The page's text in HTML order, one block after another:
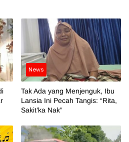
News
Tak Ada yang Menjenguk, Ibu
Lansia Ini Pecah Tangis: “Rita,
Sakit’ka Nak”